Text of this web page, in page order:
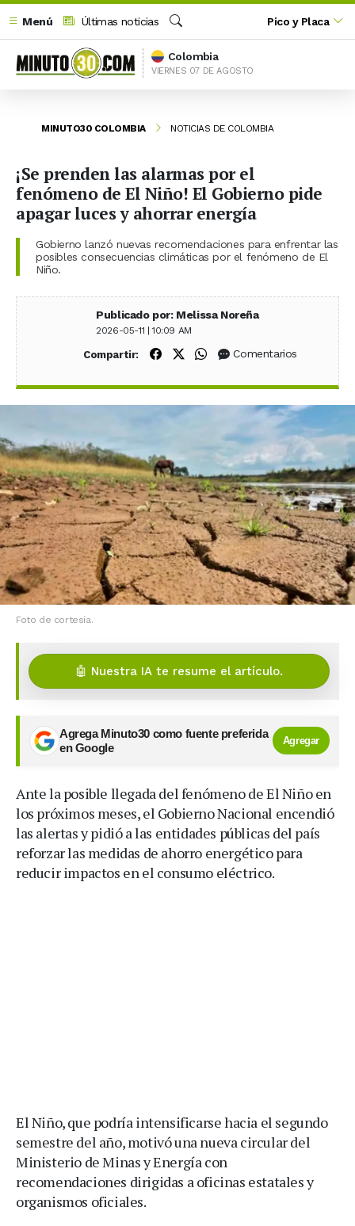
Menú
Últimas noticias
Buscar
Pico y Placa
Colombia
VIERNES 07 DE AGOSTO
MINUTO30 COLOMBIA NOTICIAS DE COLOMBIA
¡Se prenden las alarmas por el
fenómeno de El Niño! El Gobierno pide
apagar luces y ahorrar energía
Gobierno lanzó nuevas recomendaciones para enfrentar las
posibles consecuencias climáticas por el fenómeno de El
Niño.
Publicado por: Melissa Noreña
2026-05-11 | 10:09 AM
Compartir: Compartir en Facebook
Compartir en X (Twitter)
Compartir en WhatsApp
Comentarios
Foto de cortesía.
🤖 Nuestra IA te resume el artículo.
Agrega Minuto30 como fuente preferida
en Google
Agregar
Ante la posible llegada del fenómeno de El Niño en
los próximos meses, el Gobierno Nacional encendió
las alertas y pidió a las entidades públicas del país
reforzar las medidas de ahorro energético para
reducir impactos en el consumo eléctrico.
El Niño, que podría intensificarse hacia el segundo
semestre del año, motivó una nueva circular del
Ministerio de Minas y Energía con
recomendaciones dirigidas a oficinas estatales y
organismos oficiales.